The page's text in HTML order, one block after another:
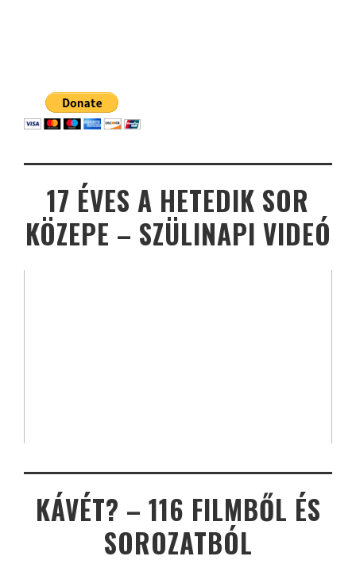
17 ÉVES A HETEDIK SOR
KÖZEPE – SZÜLINAPI VIDEÓ
KÁVÉT? – 116 FILMBŐL ÉS
SOROZATBÓL